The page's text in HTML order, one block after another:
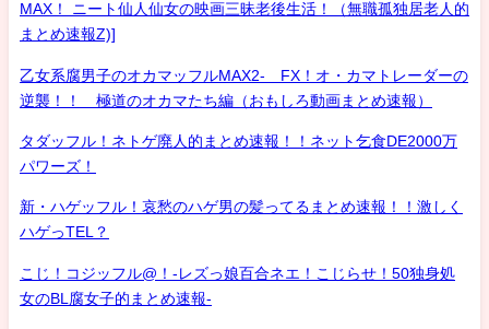
MAX！ ニート仙人仙女の映画三昧老後生活！（無職孤独居老人的
まとめ速報Z)]
乙女系腐男子のオカマッフルMAX2- FX！オ・カマトレーダーの
逆襲！！ 極道のオカマたち編（おもしろ動画まとめ速報）
タダッフル！ネトゲ廃人的まとめ速報！！ネット乞食DE2000万
パワーズ！
新・ハゲッフル！哀愁のハゲ男の髪ってるまとめ速報！！激しく
ハゲっTEL？
こじ！コジッフル@！-レズっ娘百合ネエ！こじらせ！50独身処
女のBL腐女子的まとめ速報-